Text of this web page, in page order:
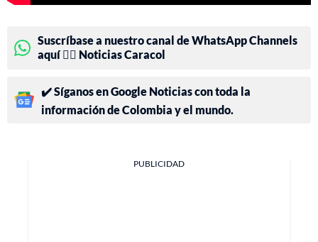
Suscríbase a nuestro canal de WhatsApp Channels
aquí 👉🏻 Noticias Caracol
✔️ Síganos en Google Noticias con toda la
información de Colombia y el mundo.
PUBLICIDAD